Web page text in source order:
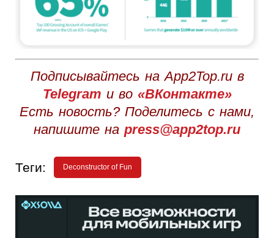
Подписывайтесь на App2Top.ru в
Telegram и во «ВКонтакте»
Есть новость? Поделитесь с нами,
напишите на press@app2top.ru
Теги: Deconstructor of Fun